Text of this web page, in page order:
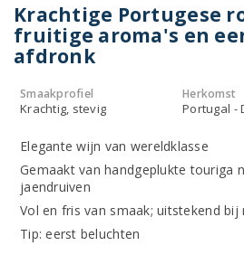
Krachtige Portugese
fruitige aroma's en
afdronk
Smaakprofiel
Krachtig, stevig
Herkomst
Portugal -
Elegante wijn van wereldklasse
Gemaakt van handgeplukte touriga
jaendruiven
Vol en fris van smaak; uitstekend bij
Tip: eerst beluchten